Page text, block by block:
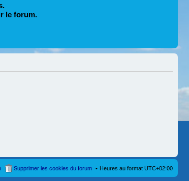
le forum.
Heures au format UTC+02:00
Supprimer les cookies du forum